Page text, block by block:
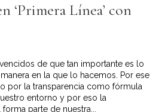
‘Primera Línea’ con
de que tan importante es lo
en la que lo hacemos. Por ese
por la transparencia como fórmula
entorno y por eso la
parte de nuestra...